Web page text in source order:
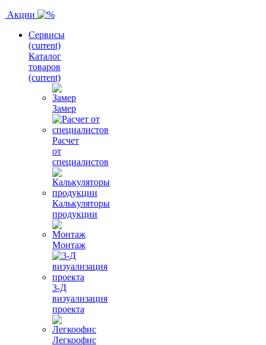
Акции
Сервисы
(current)
Каталог
товаров
(current)
Замер
Расчет
от
специалистов
Калькуляторы
продукции
Монтаж
3-Д
визуализация
проекта
Легкоофис